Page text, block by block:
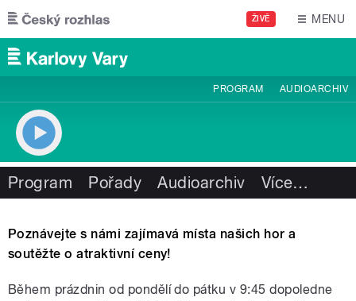
Přejít k hlavnímu obsahu
ŽIVĚ MENU
PROGRAM AUDIOARCHIV
Program Pořady Audioarchiv Více…
Poznávejte s námi zajímavá místa našich hor a
soutěžte o atraktivní ceny!
Během prázdnin od pondělí do pátku v 9:45 dopoledne